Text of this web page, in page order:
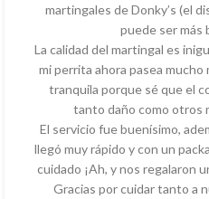
martingales de Donky’s (el
puede ser más
La calidad del martingal es
mi perrita ahora pasea mucho
tranquila porque sé que el
tanto daño como otros
El servicio fue buenísimo,
llegó muy rápido y con un
cuidado ¡Ah, y nos regalaron
Gracias por cuidar tanto a